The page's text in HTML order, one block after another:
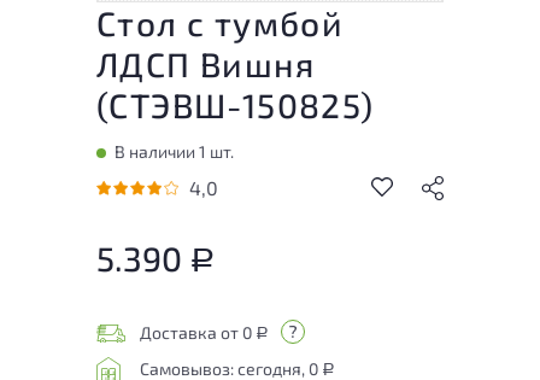
Стол с тумбой
ЛДСП Вишня
(СТЭВШ-150825)
В наличии 1 шт.
4,0
5.390 Р
Доставка от 0 Р
Самовывоз: сегодня, 0 Р